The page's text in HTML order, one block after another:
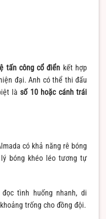
tấn công cổ điển kết hợp
đại. Anh có thể thi đấu
làsố 10 hoặc cánh trái
có khả năng rê bóng
bóng khéo léo tương tự
tình huống nhanh, di
trống cho đồng đội.